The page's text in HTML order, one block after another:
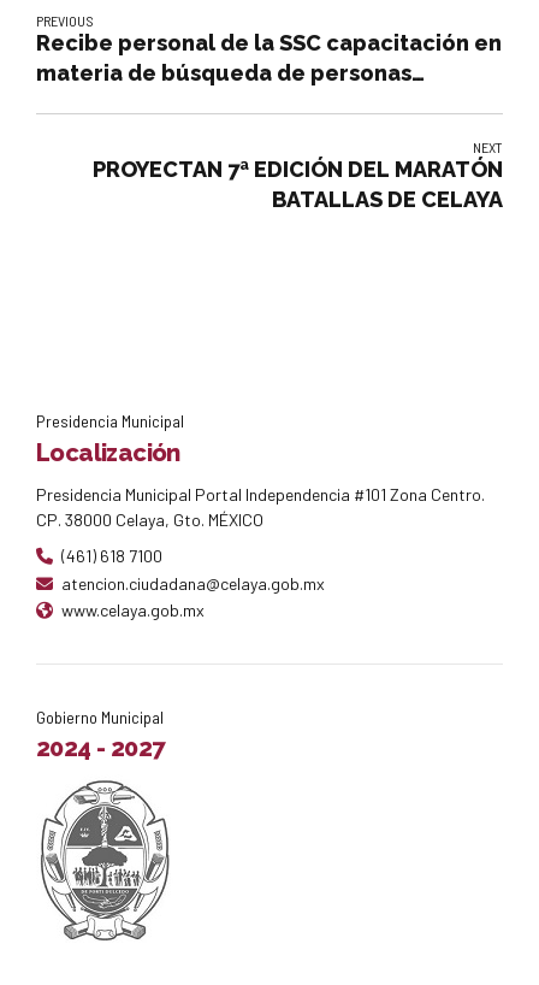
PREVIOUS
Recibe personal de la SSC capacitación en
materia de búsqueda de personas
NEXT
PROYECTAN 7ª EDICIÓN DEL MARATÓN
BATALLAS DE CELAYA
Presidencia Municipal
Localización
Presidencia Municipal Portal Independencia #101 Zona Centro.
CP. 38000 Celaya, Gto. MÉXICO
(461) 618 7100
atencion.ciudadana@celaya.gob.mx
www.celaya.gob.mx
Gobierno Municipal
2024 - 2027